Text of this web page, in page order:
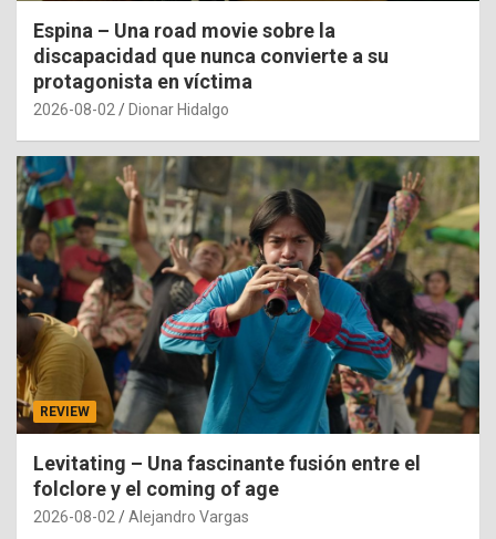
Espina – Una road movie sobre la
discapacidad que nunca convierte a su
protagonista en víctima
2026-08-02 Dionar Hidalgo
REVIEW
Levitating – Una fascinante fusión entre el
folclore y el coming of age
2026-08-02 Alejandro Vargas